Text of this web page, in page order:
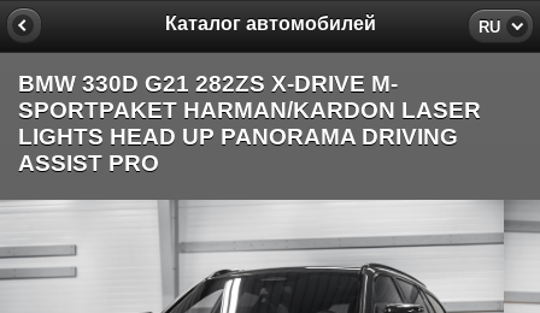
Каталог автомобилей RU
BMW 330D G21 282ZS X-DRIVE M-
SPORTPAKET HARMAN/KARDON LASER
LIGHTS HEAD UP PANORAMA DRIVING
ASSIST PRO